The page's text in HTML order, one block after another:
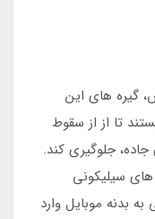
گیره های این
تا از از سقوط
جلوگیری کند.
سیلیکونی
بدنه موبایل وارد